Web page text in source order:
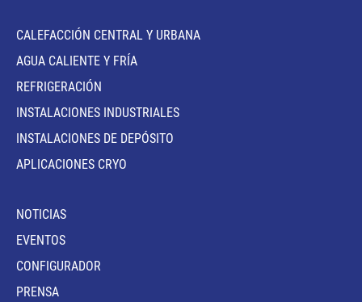
CALEFACCIÓN CENTRAL Y URBANA
AGUA CALIENTE Y FRÍA
REFRIGERACIÓN
INSTALACIONES INDUSTRIALES
INSTALACIONES DE DEPÓSITO
APLICACIONES CRYO
NOTICIAS
EVENTOS
CONFIGURADOR
PRENSA